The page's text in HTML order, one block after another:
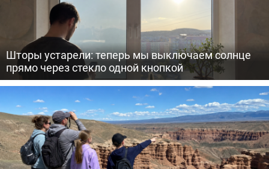
Шторы устарели: теперь мы выключаем солнце
прямо через стекло одной кнопкой